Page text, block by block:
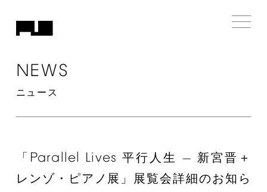
NEWS
ニュース
「 Parallel Lives 平行人生 — 新宮晋＋
レンゾ・ピアノ展」展覧会詳細のお知ら